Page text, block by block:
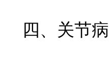
四、关节